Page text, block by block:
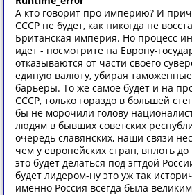
А кто говорит про империю? И
СССР не будет, как никогда не
Британская империя. Но процесс
идет - посмотрите на Европу-
отказываются от части своего
единую валюту, убирая
барьеры. То же самое будет и на
СССР, только гораздо в большей
бы не морочили голову
людям в бывших советских
очередь славянских, наши связи
чем у европейских стран, вплоть
это будет делаться под эгтдой
будет лидером-ну это уж так
именно Россия всегда была